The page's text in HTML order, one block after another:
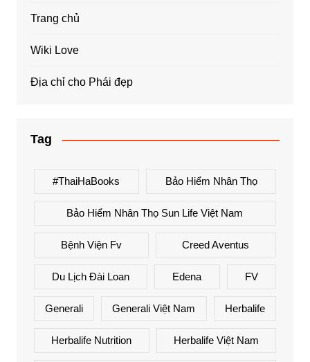
Trang chủ
Wiki Love
Địa chỉ cho Phái đẹp
Tag
#ThaiHaBooks Bảo Hiểm Nhân Thọ
Bảo Hiểm Nhân Thọ Sun Life Việt Nam
Bệnh Viện Fv Creed Aventus
Du Lịch Đài Loan Edena FV
Generali Generali Việt Nam Herbalife
Herbalife Nutrition Herbalife Việt Nam